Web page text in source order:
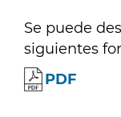
Se puede
siguientes
PDF